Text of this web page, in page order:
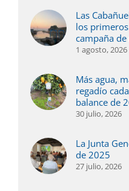
Las
los
campaña
1 agosto, 2026
Más agua,
regadío
balance de
30 julio, 2026
La Junta
de 2025
27 julio, 2026